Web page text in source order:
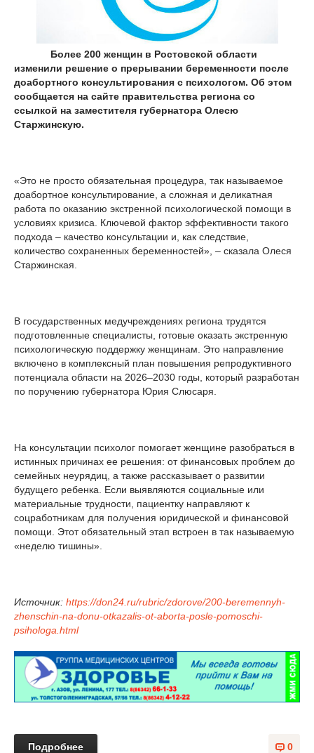
Более 200 женщин в Ростовской области
изменили решение о прерывании беременности после
доабортного консультирования с психологом. Об этом
сообщается на сайте правительства региона со
ссылкой на заместителя губернатора Олесю
Старжинскую.
«Это не просто обязательная процедура, так называемое
доабортное консультирование, а сложная и деликатная
работа по оказанию экстренной психологической помощи в
условиях кризиса. Ключевой фактор эффективности такого
подхода – качество консультации и, как следствие,
количество сохраненных беременностей», – сказала Олеся
Старжинская.
В государственных медучреждениях региона трудятся
подготовленные специалисты, готовые оказать экстренную
психологическую поддержку женщинам. Это направление
включено в комплексный план повышения репродуктивного
потенциала области на 2026–2030 годы, который разработан
по поручению губернатора Юрия Слюсаря.
На консультации психолог помогает женщине разобраться в
истинных причинах ее решения: от финансовых проблем до
семейных неурядиц, а также рассказывает о развитии
будущего ребенка. Если выявляются социальные или
материальные трудности, пациентку направляют к
соцработникам для получения юридической и финансовой
помощи. Этот обязательный этап встроен в так называемую
«неделю тишины».
Источник: https://don24.ru/rubric/zdorove/200-beremennyh-
zhenschin-na-donu-otkazalis-ot-aborta-posle-pomoschi-
psihologa.html
0
Подробнее